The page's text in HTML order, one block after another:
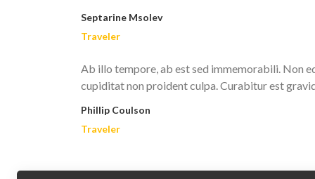
Septarine Msolev
Traveler
Ab illo tempore, ab est sed immemorabili. Non
cupiditat non proident culpa. Curabitur est
Phillip Coulson
Traveler